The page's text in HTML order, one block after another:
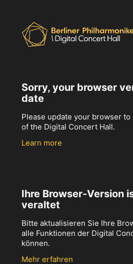
Sorry, your browser
date
Please update your browser
of the Digital Concert Hall.
Learn more
Ihre Browser-Version
veraltet
Bitte aktualisieren Sie Ihre
alle Funktionen der Digital
können.
Mehr erfahren